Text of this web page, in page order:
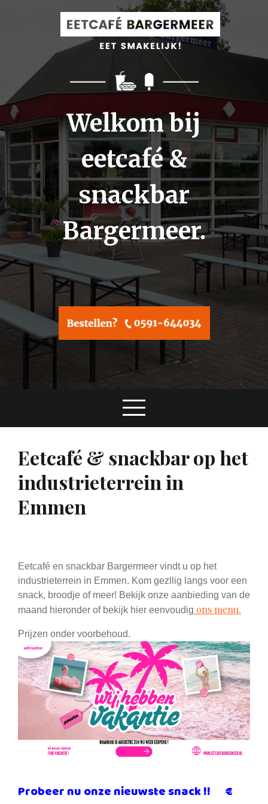
Welkom bij
eetcafé &
snackbar
Bargermeer.
Eetcafé & snackbar op het
industrieterrein in
Emmen
Eetcafé en snackbar Bargermeer vindt u op het
industrieterrein in Emmen. Kom gezllig langs voor een
snack, broodje of meer! Bekijk onze aanbieding van de
maand hieronder of bekijk hier eenvoudig ons menu.
Prijzen onder voorbehoud.
Probeer nu onze nieuwste snack !! €